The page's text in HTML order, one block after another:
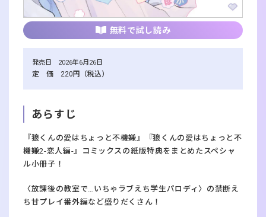
無料で試し読み
発売日 2026年6月26日
定 価 220円（税込）
あらすじ
『狼くんの愛はちょっと不機嫌』『狼くんの愛はちょっと不
機嫌2-恋人編-』コミックスの紙版特典をまとめたスペシャ
ル小冊子！
〈放課後の教室で…いちゃラブえち学生パロディ〉の禁断え
ち甘プレイ番外編など盛りだくさん！